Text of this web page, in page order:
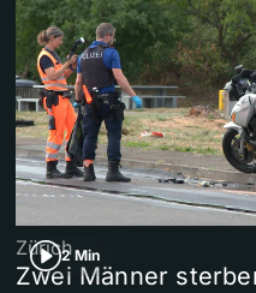
2 Min
Zürich
Zwei Männer